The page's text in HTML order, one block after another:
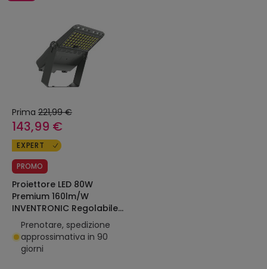
Prima 221,99 €
143,99 €
EXPERT
PROMO
Proiettore LED 80W
Premium 160lm/W
INVENTRONIC Regolabile
LEDNIX
Prenotare, spedizione
approssimativa in 90
giorni